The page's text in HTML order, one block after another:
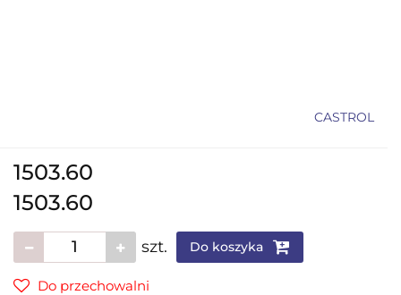
CASTROL
1503.60
1503.60
szt. Do koszyka
Do przechowalni